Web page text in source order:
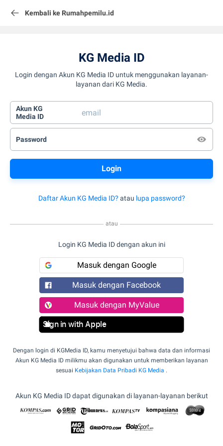
Kembali ke Rumahpemilu.id
KG Media ID
Login dengan Akun KG Media ID untuk menggunakan layanan-
layanan dari KG Media.
Akun KG
Media ID
Password
Daftar Akun KG Media ID? atau lupa password?
atau
Login KG Media ID dengan akun ini
Masuk dengan Google
Masuk dengan Facebook
Masuk dengan MyValue
Sign in with Apple
Dengan login di KGMedia ID, kamu menyetujui bahwa data dan informasi
Akun KG Media ID milikmu akan digunakan untuk memberikan layanan
sesuai Kebijakan Data Pribadi KG Media .
Akun KG Media ID dapat digunakan di layanan-layanan berikut